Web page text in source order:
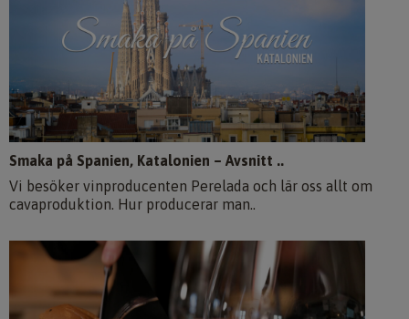
Smaka på Spanien, Katalonien – Avsnitt ..
Vi besöker vinproducenten Perelada och lär oss allt om
cavaproduktion. Hur producerar man..